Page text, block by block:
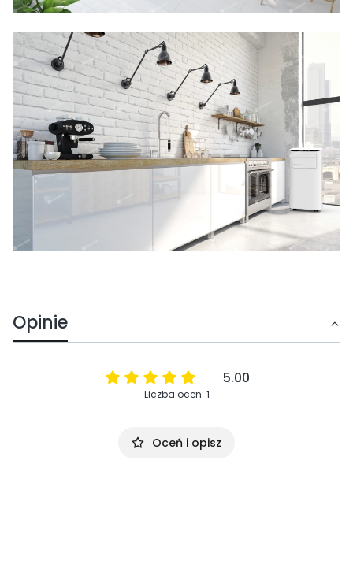
Opinie
5.00
Liczba ocen: 1
Oceń i opisz